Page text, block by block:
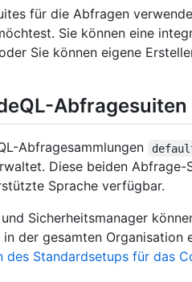
für die Abfragen
Sie können eine
Sie können eigene
Abfragesuiten
Abfragesammlungen
Diese beiden
Sprache verfügbar.
Sicherheitsmanager
der gesamten Organisation
des Standardsetups für das